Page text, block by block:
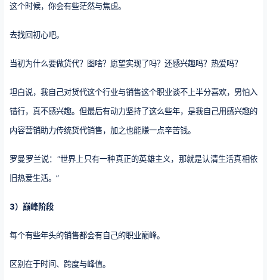
这个时候，你会有些茫然与焦虑。
去找回初心吧。
当初为什么要做货代？图啥？愿望实现了吗？还感兴趣吗？热爱吗？
坦白说，我自己对货代这个行业与销售这个职业谈不上半分喜欢，男怕入
错行，真不感兴趣。但最后有动力坚持了这么些年，是我自己用感兴趣的
内容营销助力传统货代销售，加之也能赚一点辛苦钱。
罗曼罗兰说：“世界上只有一种真正的英雄主义，那就是认清生活真相依
旧热爱生活。”
3）巅峰阶段
每个有些年头的销售都会有自己的职业巅峰。
区别在于时间、跨度与峰值。